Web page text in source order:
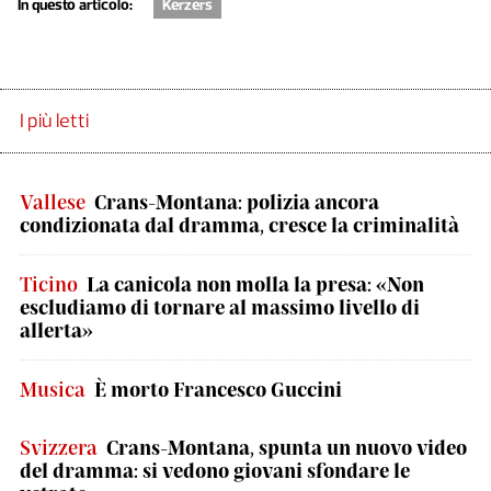
In questo articolo: Kerzers
I più letti
Vallese Crans-Montana: polizia ancora
condizionata dal dramma, cresce la criminalità
Ticino La canicola non molla la presa: «Non
escludiamo di tornare al massimo livello di
allerta»
Musica È morto Francesco Guccini
Svizzera Crans-Montana, spunta un nuovo video
del dramma: si vedono giovani sfondare le